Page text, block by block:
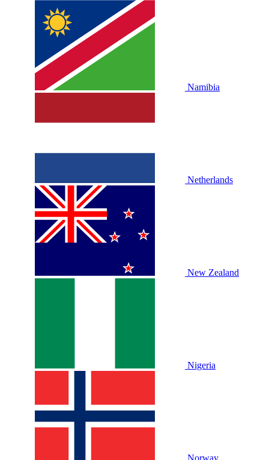
Namibia
Netherlands
New Zealand
Nigeria
Norway